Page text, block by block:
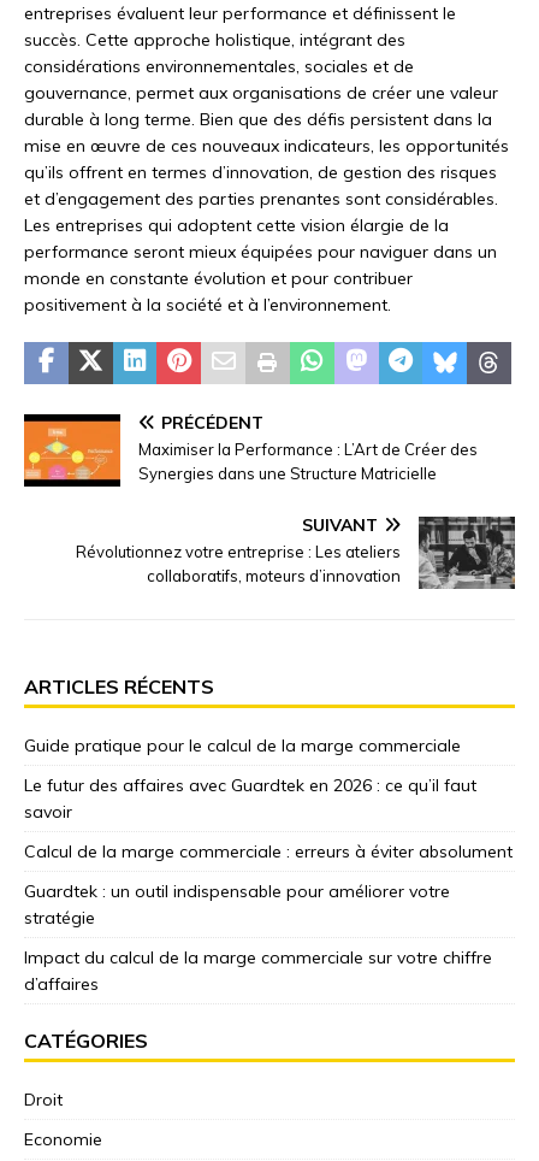
entreprises évaluent leur performance et définissent le
succès. Cette approche holistique, intégrant des
considérations environnementales, sociales et de
gouvernance, permet aux organisations de créer une valeur
durable à long terme. Bien que des défis persistent dans la
mise en œuvre de ces nouveaux indicateurs, les opportunités
qu’ils offrent en termes d’innovation, de gestion des risques
et d’engagement des parties prenantes sont considérables.
Les entreprises qui adoptent cette vision élargie de la
performance seront mieux équipées pour naviguer dans un
monde en constante évolution et pour contribuer
positivement à la société et à l’environnement.
PRÉCÉDENT
Maximiser la Performance : L’Art de Créer des
Synergies dans une Structure Matricielle
SUIVANT
Révolutionnez votre entreprise : Les ateliers
collaboratifs, moteurs d’innovation
ARTICLES RÉCENTS
Guide pratique pour le calcul de la marge commerciale
Le futur des affaires avec Guardtek en 2026 : ce qu’il faut
savoir
Calcul de la marge commerciale : erreurs à éviter absolument
Guardtek : un outil indispensable pour améliorer votre
stratégie
Impact du calcul de la marge commerciale sur votre chiffre
d’affaires
CATÉGORIES
Droit
Economie